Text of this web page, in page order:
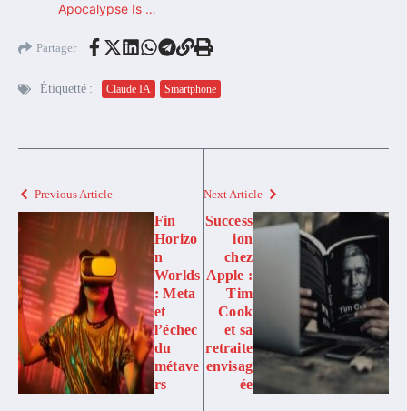
Apocalypse Is …
Partager
Étiquetté : Claude IA Smartphone
Previous Article
Fin
Horizo
n
Worlds
: Meta
et
l’échec
du
métave
rs
Next Article
Success
ion
chez
Apple :
Tim
Cook
et sa
retraite
envisag
ée